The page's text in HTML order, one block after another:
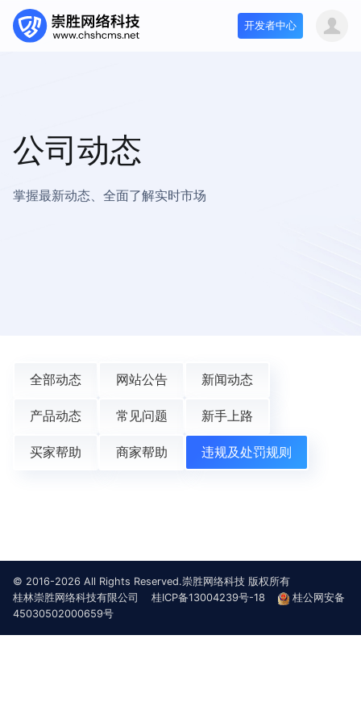
开发者中心
公司动态
掌握最新动态、全面了解实时市场
全部动态 网站公告 新闻动态
产品动态 常见问题 新手上路
买家帮助 商家帮助 违规及处罚规则
© 2016-2026 All Rights Reserved.崇胜网络科技 版权所有
桂林崇胜网络科技有限公司
桂ICP备13004239号-18
桂公网安备
45030502000659号